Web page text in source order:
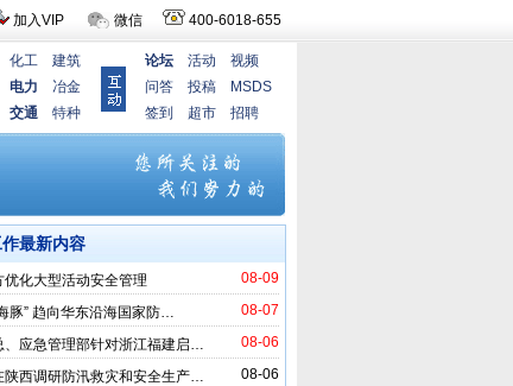
加入VIP 微信 400-6018-655
化工
建筑
电力
冶金
交通 特种
论坛 活动
视频
问答
投稿
MSDS
签到
超市 招聘
最新内容
08-09
优化大型活动安全管理
08-07
豚” 趋向华东沿海国家防…
08-06
、应急管理部针对浙江福建启…
08-06
陕西调研防汛救灾和安全生产…